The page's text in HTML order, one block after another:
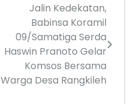
Jalin Kedekatan,
Babinsa Koramil
09/Samatiga Serda
Haswin Pranoto Gelar
Komsos Bersama
Warga Desa Rangkileh